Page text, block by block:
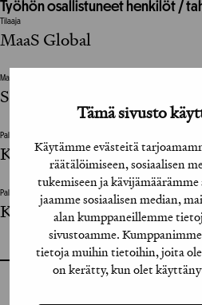
Tämä sivusto
Käytämme evästeitä
räätälöimiseen, sosiaalisen
tukemiseen ja
jaamme sosiaalisen median,
alan kumppaneillemme
sivustoamme.
tietoja muihin tietoihin, joita
on kerätty, kun olet
Työhön osallistuneet henkilöt /
Tilaaja
MaaS Global
Mainostoimisto
Shape Helsinki
Palvelumuotoilija / Service Designer
Kerkko Ulmanen, Ulla
Palvelumuotoilija / Service Designer
Kerkko Ulmanen, Ulla